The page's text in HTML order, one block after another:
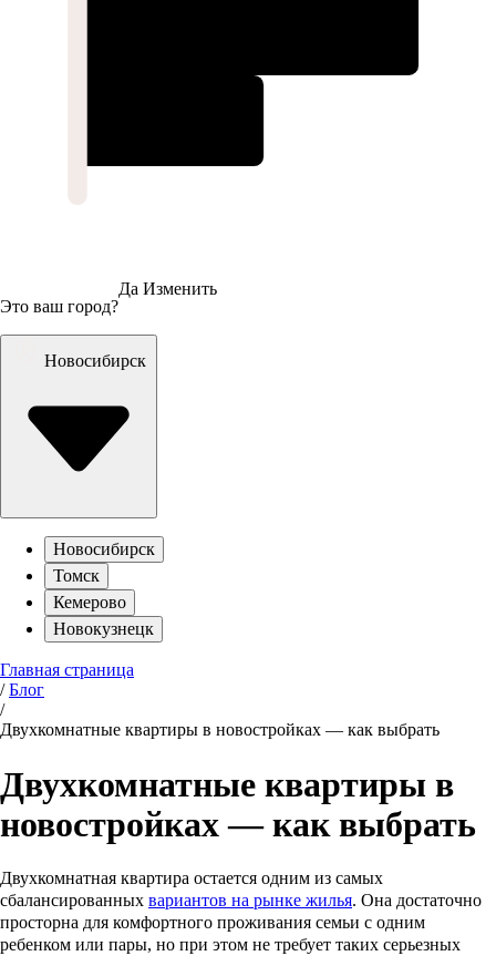
Это ваш город?
Да Изменить
Новосибирск
Новосибирск
Томск
Кемерово
Новокузнецк
Главная страница
/Блог
/
Двухкомнатные квартиры в новостройках — как выбрать
Двухкомнатные квартиры в
новостройках — как выбрать
Двухкомнатная квартира остается одним из самых
сбалансированных вариантов на рынке жилья. Она достаточно
просторна для комфортного проживания семьи с одним
ребенком или пары, но при этом не требует таких серьезных